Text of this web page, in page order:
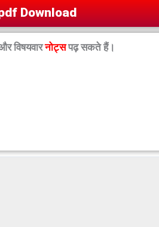
Download
विषयवारनोट्सपढ़ सकते हैं।